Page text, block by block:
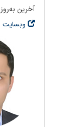
آخرین به‌روزرسانی: